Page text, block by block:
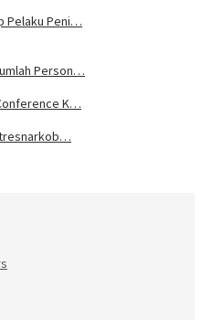
Pelaku Peni…
Person…
K…